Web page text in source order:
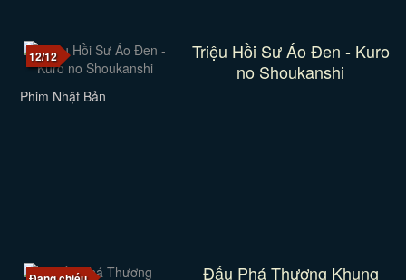
12/12
Triệu Hồi Sư Áo Đen - Kuro
no Shoukanshi
Phim Nhật Bản
Đấu Phá Thương Khung